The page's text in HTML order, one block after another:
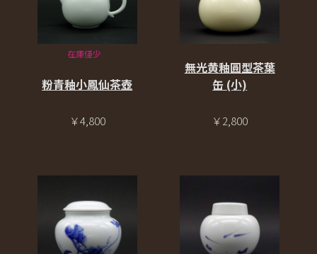
在庫僅少
粉青釉小鳳仙茶壺
￥4,800
無光黄釉圓型茶葉
缶 (小)
￥2,800